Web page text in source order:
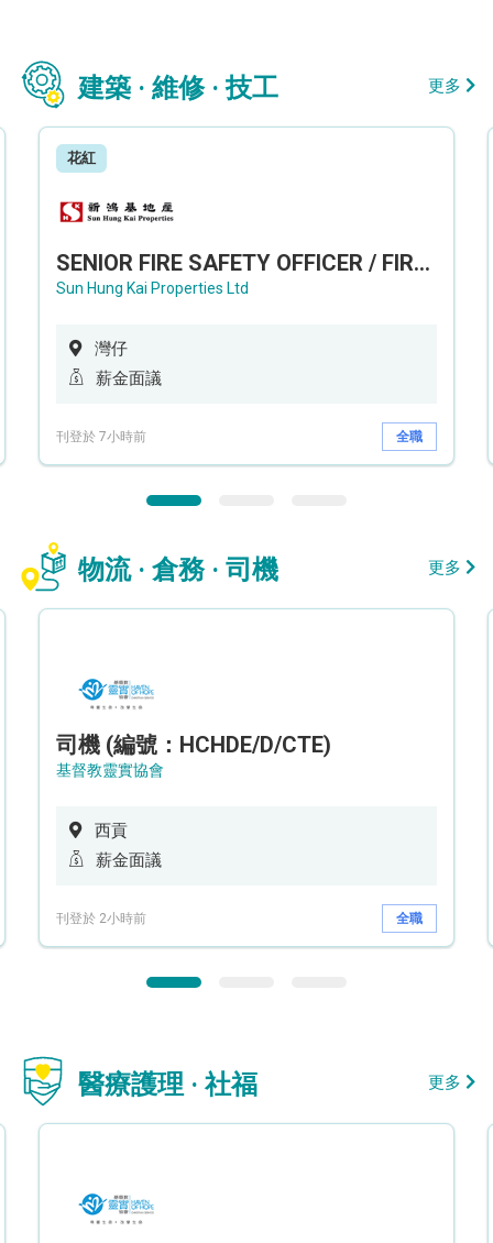
建築 · 維修 · 技工 更多
花紅
SENIOR FIRE SAFETY OFFICER / FIRE SAFETY OFFICER
Sun Hung Kai Properties Ltd
灣仔
薪金面議
刊登於 7小時前 全職
物流 · 倉務 · 司機 更多
司機 (編號：HCHDE/D/CTE)
基督教靈實協會
西貢
薪金面議
刊登於 2小時前 全職
醫療護理 · 社福 更多